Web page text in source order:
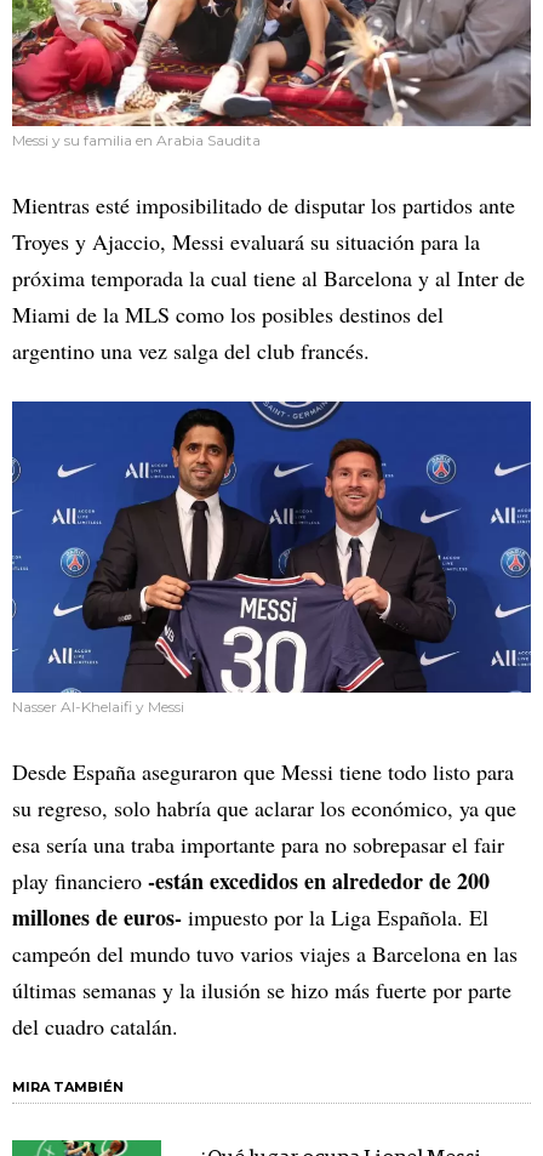
Messi y su familia en Arabia Saudita
Mientras esté imposibilitado de disputar los partidos ante
Troyes y Ajaccio, Messi evaluará su situación para la
próxima temporada la cual tiene al Barcelona y al Inter de
Miami de la MLS como los posibles destinos del
argentino una vez salga del club francés.
Nasser Al-Khelaifi y Messi
Desde España aseguraron que Messi tiene todo listo para
su regreso, solo habría que aclarar los económico, ya que
esa sería una traba importante para no sobrepasar el fair
play financiero -están excedidos en alrededor de 200
millones de euros- impuesto por la Liga Española. El
campeón del mundo tuvo varios viajes a Barcelona en las
últimas semanas y la ilusión se hizo más fuerte por parte
del cuadro catalán.
MIRA TAMBIÉN